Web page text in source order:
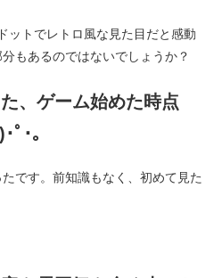
ットでレトロ風な見た目だと感動
もあるのではないでしょうか？
、ゲーム始めた時点
ﾟ･｡
です。前知識もなく、初めて見た